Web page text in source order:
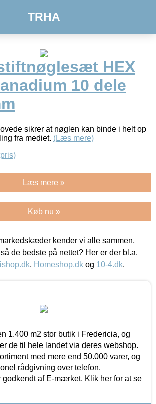
TRHA
HEX
10 dele
sikrer at nøglen kan binde i helt op
fra mediet. (Læs mere)
Læs mere »
Køb nu »
kender vi alle sammen,
de bedste på nettet? Her er der bl.a.
, Homeshop.dk og 10-4.dk.
1.400 m2 stor butik i Fredericia, og
de til hele landet via deres webshop.
med mere end 50.000 varer, og
rådgivning over telefon.
godkendt af E-mærket. Klik her for at se